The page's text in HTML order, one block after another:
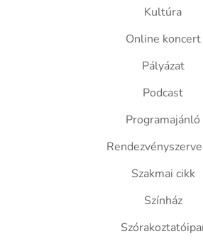
Kultúra
Online koncert
Pályázat
Podcast
Programajánló
Szakmai cikk
Színház